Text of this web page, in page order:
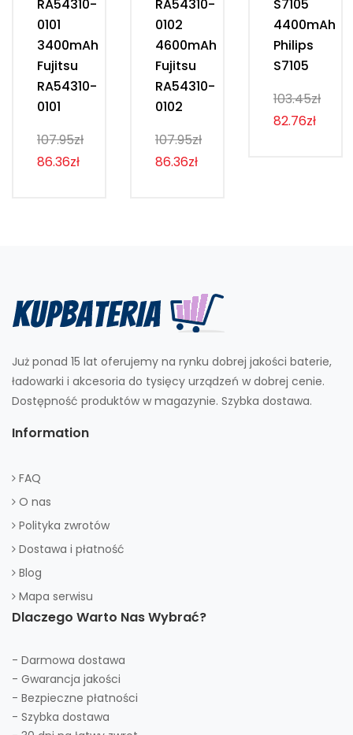
RA54310-
0101
3400mAh
Fujitsu
RA54310-
0101
107.95zł
86.36zł
RA54310-
0102
4600mAh
Fujitsu
RA54310-
0102
107.95zł
86.36zł
S7105
4400mAh
Philips
S7105
103.45zł
82.76zł
Już ponad 15 lat oferujemy na rynku dobrej jakości baterie,
ładowarki i akcesoria do tysięcy urządzeń w dobrej cenie.
Dostępność produktów w magazynie. Szybka dostawa.
Information
FAQ
O nas
Polityka zwrotów
Dostawa i płatność
Blog
Mapa serwisu
Dlaczego Warto Nas Wybrać?
- Darmowa dostawa
- Gwarancja jakości
- Bezpieczne płatności
- Szybka dostawa